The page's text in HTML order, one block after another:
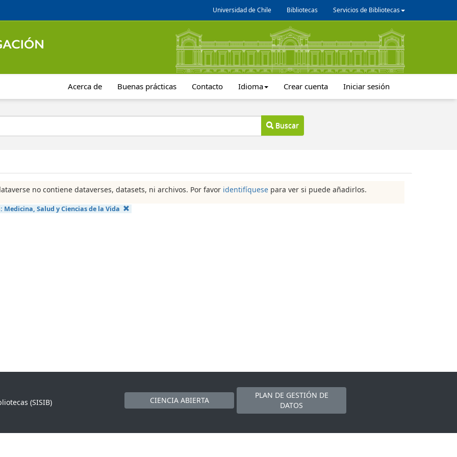
Universidad de Chile Bibliotecas Servicios de Bibliotecas
Acerca de Buenas prácticas Contacto Idioma Crear cuenta Iniciar sesión
Buscar
no contiene dataverses, datasets, ni archivos. Por favor identifíquese para ver si puede añadirlos.
Medicina, Salud y Ciencias de la Vida
(SISIB)
CIENCIA ABIERTA
PLAN DE GESTIÓN DE
DATOS